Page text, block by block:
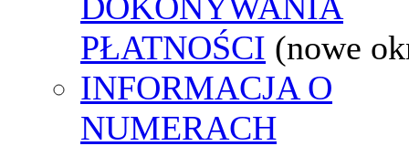
PŁATNOŚCI (nowe
INFORMACJA O
NUMERACH